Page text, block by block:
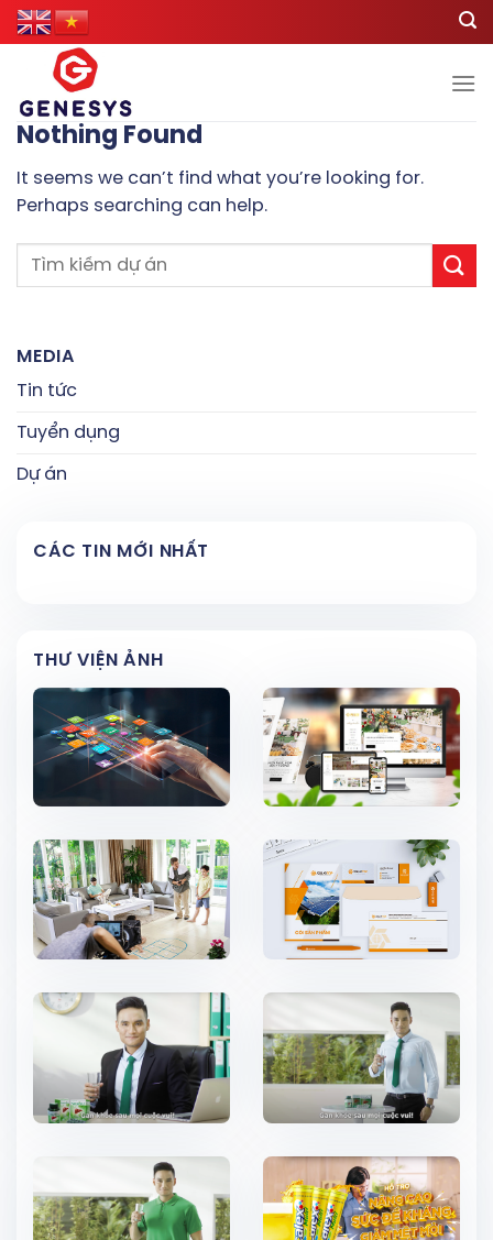
Skip
to
content
Nothing Found
It seems we can’t find what you’re looking for.
Perhaps searching can help.
MEDIA
Tin tức
Tuyển dụng
Dự án
CÁC TIN MỚI NHẤT
THƯ VIỆN ẢNH